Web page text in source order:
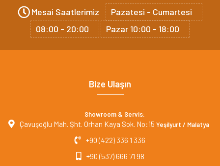
Mesai Saatlerimiz
Pazatesi - Cumartesi
08:00 - 20:00
Pazar 10:00 - 18:00
Bize Ulaşın
Showroom & Servis:
Çavuşoğlu Mah. Şht. Orhan Kaya Sok. No:15 Yeşilyurt / Malatya
+90 (422) 336 1 336
+90 (537) 666 71 98